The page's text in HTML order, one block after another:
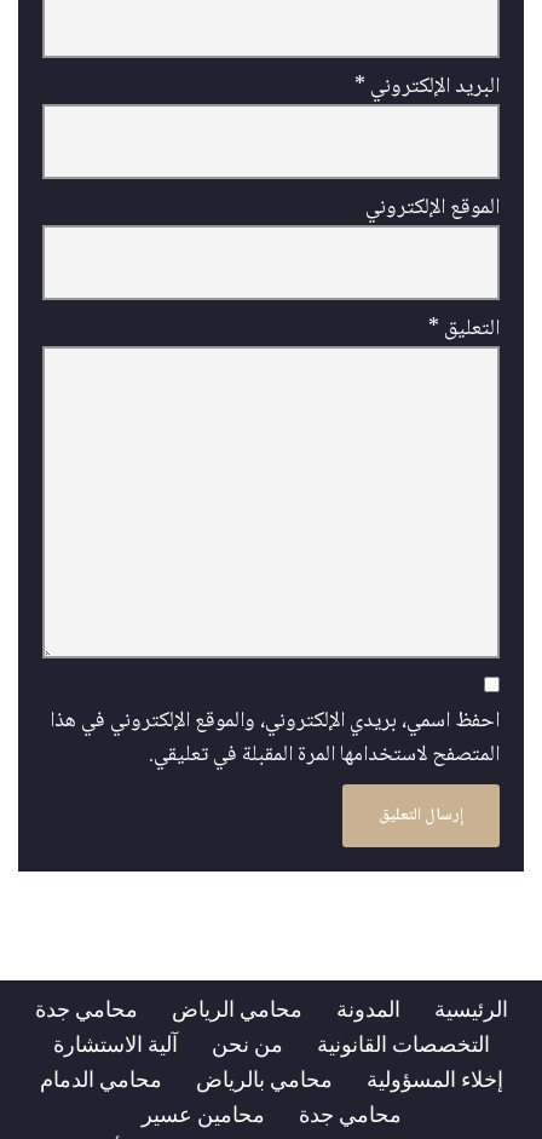
البريد الإلكتروني *
الموقع الإلكتروني
التعليق *
احفظ اسمي، بريدي الإلكتروني، والموقع الإلكتروني في هذا
المتصفح لاستخدامها المرة المقبلة في تعليقي.
الرئيسية المدونة محامي الرياض
محامي جدة
التخصصات القانونية
من نحن
آلية الاستشارة
إخلاء المسؤولية
محامي بالرياض
محامي الدمام
محامي جدة
محامين عسير